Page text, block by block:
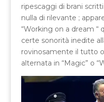
ripescaggi di brani
nulla di rilevante ;
“Working on a dream “
certe sonorità inedite
rovinosamente il tutto
alternata in “Magic” o